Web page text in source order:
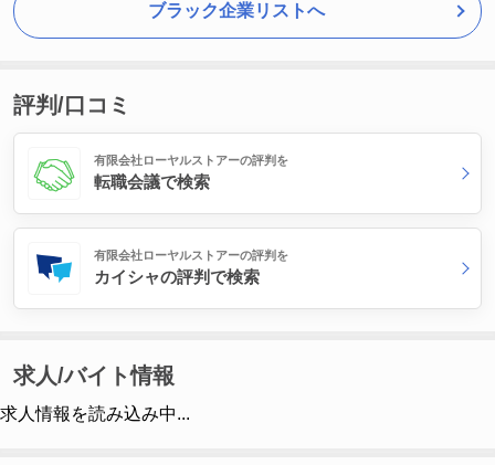
ブラック企業リストへ
評判/口コミ
有限会社ローヤルストアーの評判を
転職会議で検索
有限会社ローヤルストアーの評判を
カイシャの評判で検索
求人/バイト情報
求人情報を読み込み中...